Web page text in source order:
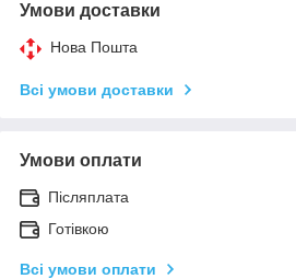
Умови доставки
Нова Пошта
Всі умови доставки
Умови оплати
Післяплата
Готівкою
Всі умови оплати